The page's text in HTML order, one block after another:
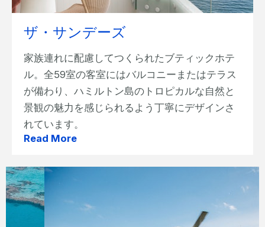
ザ・サンデーズ
家族連れに配慮してつくられたブティックホテ
ル。全59室の客室にはバルコニーまたはテラス
が備わり、ハミルトン島のトロピカルな自然と
景観の魅力を感じられるよう丁寧にデザインさ
れています。
Read More